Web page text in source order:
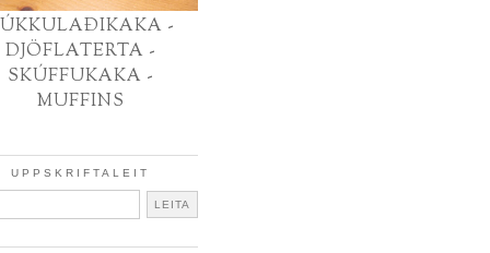
-
DJÖFLATERTA -
SKÚFFUKAKA -
MUFFINS
UPPSKRIFTALEIT